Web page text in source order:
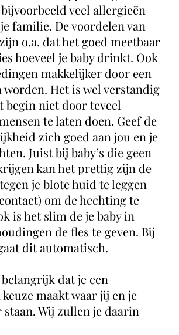
veel allergieën
familie. De voordelen van
o.a. dat het goed meetbaar
hoeveel je baby drinkt. Ook
makkelijker door een
worden. Het is wel verstandig
begin niet door teveel
te laten doen. Geef de
zich goed aan jou en je
Juist bij baby’s die geen
kan het prettig zijn de
je blote huid te leggen
om de hechting te
is het slim de je baby in
de fles te geven. Bij
dit automatisch.
dat je een
maakt waar jij en je
Wij zullen je daarin